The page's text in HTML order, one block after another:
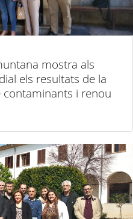
mostra als
els resultats de la
i renou